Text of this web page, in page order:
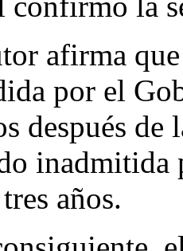
afirma
por el
después
inadmitida
años.